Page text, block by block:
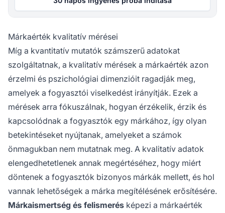
Márkaérték kvalitatív mérései
Míg a kvantitatív mutatók számszerű adatokat
szolgáltatnak, a kvalitatív mérések a márkaérték azon
érzelmi és pszichológiai dimenzióit ragadják meg,
amelyek a fogyasztói viselkedést irányítják. Ezek a
mérések arra fókuszálnak, hogyan érzékelik, érzik és
kapcsolódnak a fogyasztók egy márkához, így olyan
betekintéseket nyújtanak, amelyeket a számok
önmagukban nem mutatnak meg. A kvalitatív adatok
elengedhetetlenek annak megértéséhez, hogy miért
döntenek a fogyasztók bizonyos márkák mellett, és hol
vannak lehetőségek a márka megítélésének erősítésére.
Márkaismertség és felismerés képezi a márkaérték